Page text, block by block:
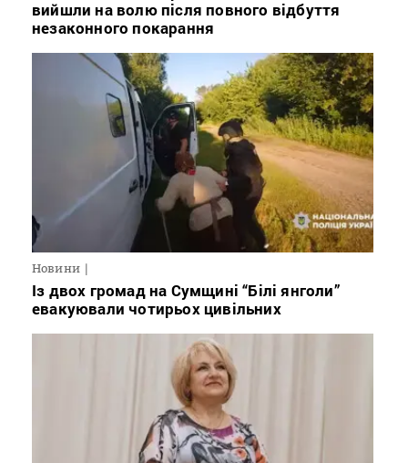
вийшли на волю після повного відбуття
незаконного покарання
Новини
Із двох громад на Сумщині “Білі янголи”
евакуювали чотирьох цивільних